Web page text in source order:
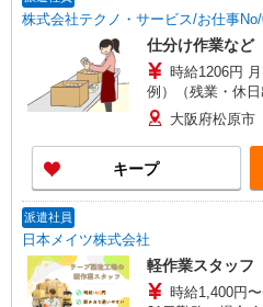
株式会社テクノ・サービス/お仕事
仕分け作業など
時給1206円
例）（残業・休
す） 交通費全額
大阪府松原市
キープ
派遣社員
日本メイツ株式会社
軽作業スタッフ
時給1,400円〜+ 交